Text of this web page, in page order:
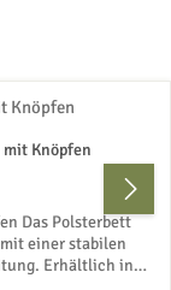
Knöpfen
einer stabilen
Erhältlich in